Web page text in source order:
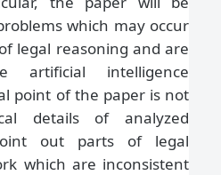
which may occur
legal reasoning and are
artificial intelligence
point of the paper is not
details of analyzed
out parts of legal
which are inconsistent